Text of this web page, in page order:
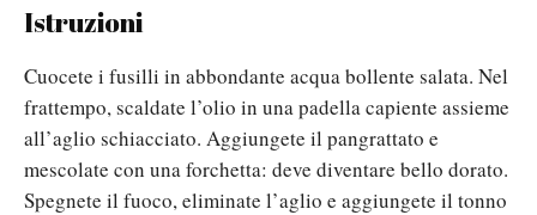
Istruzioni
Cuocete i fusilli in abbondante acqua bollente salata. Nel
frattempo, scaldate l’olio in una padella capiente assieme
all’aglio schiacciato. Aggiungete il pangrattato e
mescolate con una forchetta: deve diventare bello dorato.
Spegnete il fuoco, eliminate l’aglio e aggiungete il tonno